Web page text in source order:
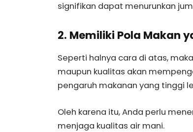
signifikan dapat menurunkan
2. Memiliki Pola Makan
Seperti halnya cara di atas,
maupun kualitas akan
pengaruh makanan yang tinggi
Oleh karena itu, Anda perlu
menjaga kualitas air mani.